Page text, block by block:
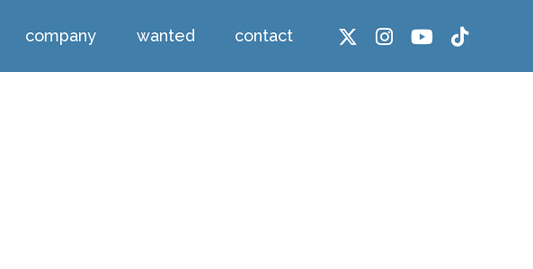
company wanted contact